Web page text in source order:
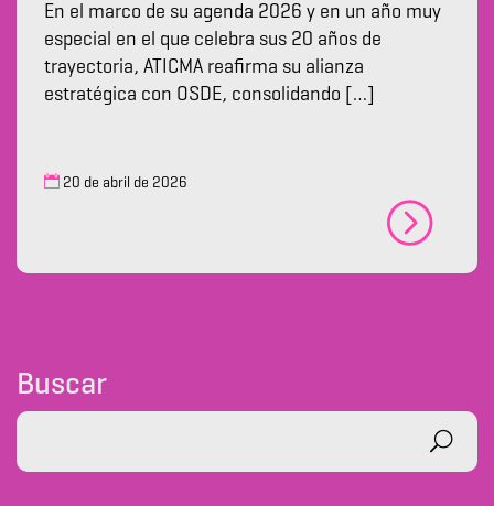
En el marco de su agenda 2026 y en un año muy
especial en el que celebra sus 20 años de
trayectoria, ATICMA reafirma su alianza
estratégica con OSDE, consolidando […]
20 de abril de 2026
Buscar